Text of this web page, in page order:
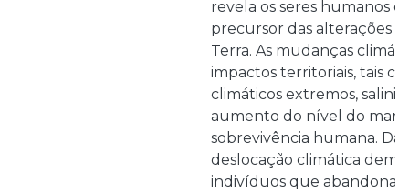
revela os seres humanos
precursor das alterações
Terra. As mudanças
impactos territoriais, tais
climáticos extremos,
aumento do nível do mar,
sobrevivência humana.
deslocação climática
indivíduos que